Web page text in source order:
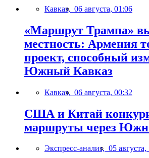
Кавказ, 06 августа, 01:06
«Маршрут Трампа»
местность: Армения
проект, способный
Южный Кавказ
Кавказ, 06 августа, 00:32
США и Китай
маршруты через
Экспресс-анализ, 05 августа,